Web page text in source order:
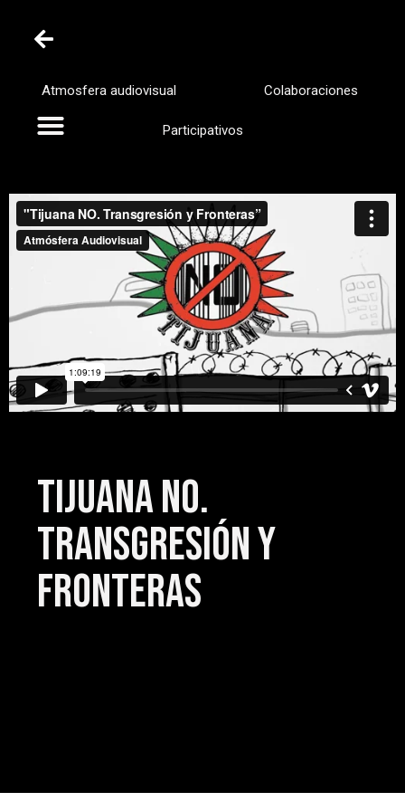
Atmosfera audiovisual Colaboraciones
Participativos
Tijuana No.
Transgresión y
Fronteras